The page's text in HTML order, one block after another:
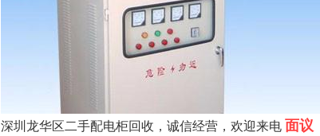
深圳龙华区二手配电柜回收，诚信经营，欢迎来电面议